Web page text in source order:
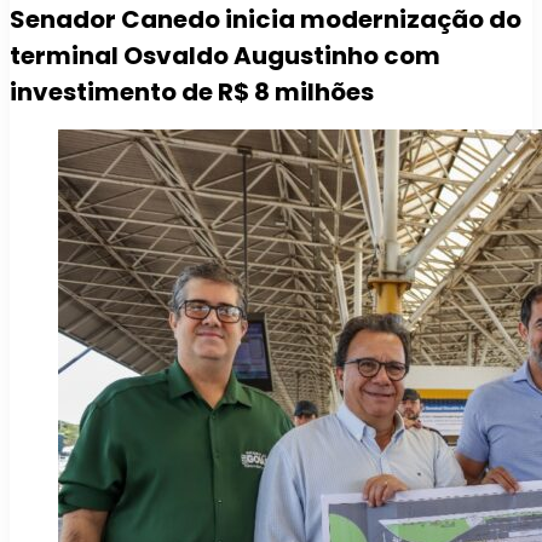
Senador Canedo inicia modernização do
terminal Osvaldo Augustinho com
investimento de R$ 8 milhões